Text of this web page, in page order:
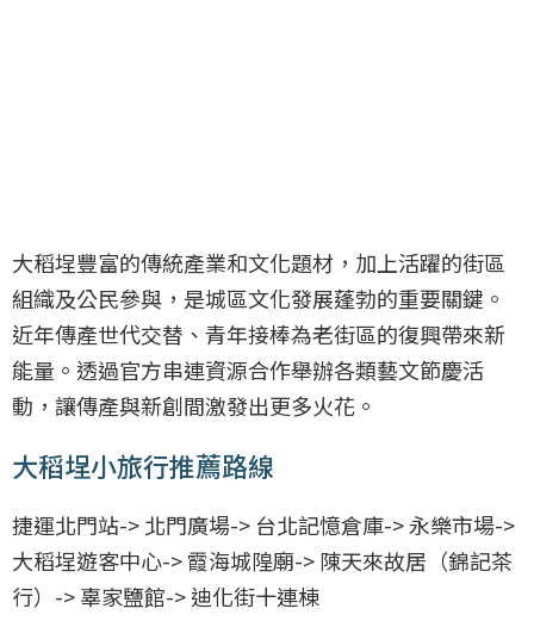
大稻埕豐富的傳統產業和文化題材，加上活躍的街區
組織及公民參與，是城區文化發展蓬勃的重要關鍵。
近年傳產世代交替、青年接棒為老街區的復興帶來新
能量。透過官方串連資源合作舉辦各類藝文節慶活
動，讓傳產與新創間激發出更多火花。
大稻埕小旅行推薦路線
捷運北門站-> 北門廣場-> 台北記憶倉庫-> 永樂市場->
大稻埕遊客中心-> 霞海城隍廟-> 陳天來故居（錦記茶
行）-> 辜家鹽館-> 迪化街十連棟